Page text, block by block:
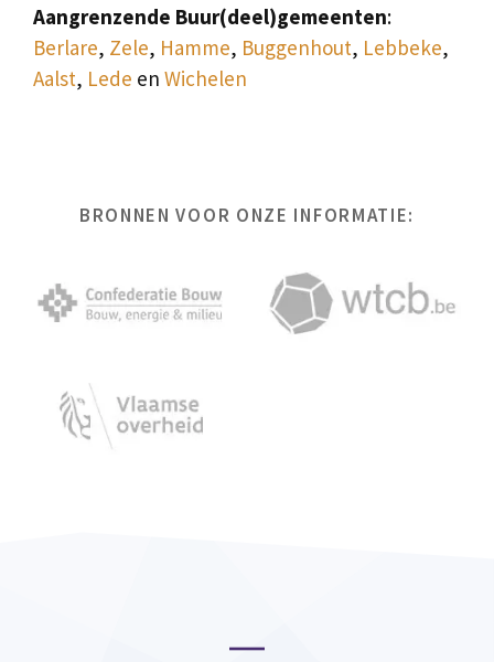
Aangrenzende Buur(deel)gemeenten:
Berlare, Zele, Hamme, Buggenhout, Lebbeke,
Aalst, Lede en Wichelen
BRONNEN VOOR ONZE INFORMATIE: